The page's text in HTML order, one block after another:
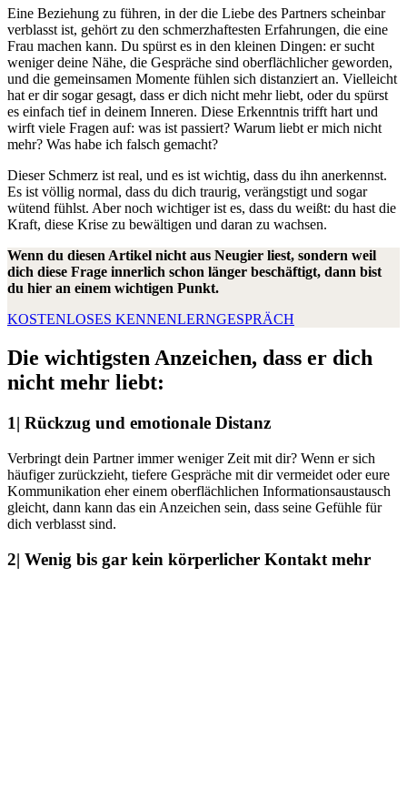
Eine Beziehung zu führen, in der die Liebe des Partners scheinbar
verblasst ist, gehört zu den schmerzhaftesten Erfahrungen, die eine
Frau machen kann. Du spürst es in den kleinen Dingen: er sucht
weniger deine Nähe, die Gespräche sind oberflächlicher geworden,
und die gemeinsamen Momente fühlen sich distanziert an. Vielleicht
hat er dir sogar gesagt, dass er dich nicht mehr liebt, oder du spürst
es einfach tief in deinem Inneren. Diese Erkenntnis trifft hart und
wirft viele Fragen auf: was ist passiert? Warum liebt er mich nicht
mehr? Was habe ich falsch gemacht?
Dieser Schmerz ist real, und es ist wichtig, dass du ihn anerkennst.
Es ist völlig normal, dass du dich traurig, verängstigt und sogar
wütend fühlst. Aber noch wichtiger ist es, dass du weißt: du hast die
Kraft, diese Krise zu bewältigen und daran zu wachsen.
Wenn du diesen Artikel nicht aus Neugier liest, sondern weil
dich diese Frage innerlich schon länger beschäftigt, dann bist
du hier an einem wichtigen Punkt.
KOSTENLOSES KENNENLERNGESPRÄCH
Die wichtigsten Anzeichen, dass er dich
nicht mehr liebt:
1| Rückzug und emotionale Distanz
Verbringt dein Partner immer weniger Zeit mit dir? Wenn er sich
häufiger zurückzieht, tiefere Gespräche mit dir vermeidet oder eure
Kommunikation eher einem oberflächlichen Informationsaustausch
gleicht, dann kann das ein Anzeichen sein, dass seine Gefühle für
dich verblasst sind.
2| Wenig bis gar kein körperlicher Kontakt mehr